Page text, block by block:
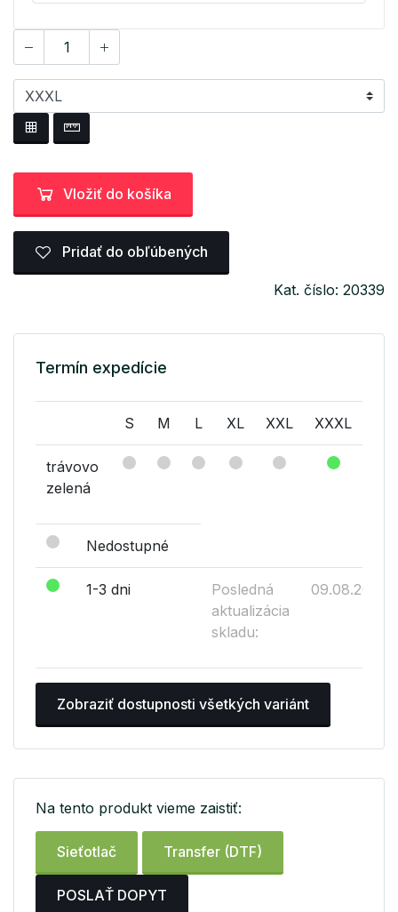
Vložiť do košíka
Pridať do obľúbených
Kat. číslo: 20339
Termín expedície
S M L XL XXL XXXL
trávovo
zelená
Nedostupné
1-3 dni
Posledná
aktualizácia
skladu:
09.08.2026
Zobraziť dostupnosti všetkých variánt
Na tento produkt vieme zaistiť:
Sieťotlač Transfer (DTF)
POSLAŤ DOPYT